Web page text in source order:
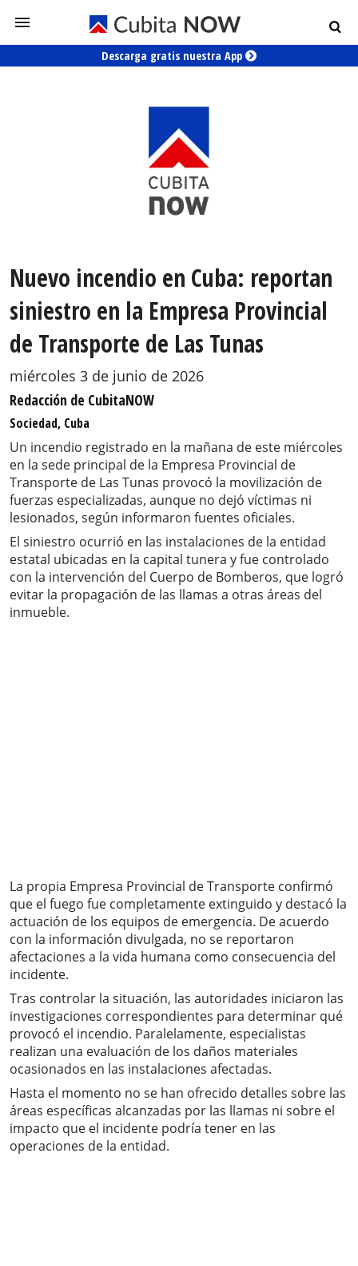
Descarga gratis nuestra App
Nuevo incendio en Cuba: reportan
siniestro en la Empresa Provincial
de Transporte de Las Tunas
miércoles 3 de junio de 2026
Redacción de CubitaNOW
Sociedad, Cuba
Un incendio registrado en la mañana de este miércoles
en la sede principal de la Empresa Provincial de
Transporte de Las Tunas provocó la movilización de
fuerzas especializadas, aunque no dejó víctimas ni
lesionados, según informaron fuentes oficiales.
El siniestro ocurrió en las instalaciones de la entidad
estatal ubicadas en la capital tunera y fue controlado
con la intervención del Cuerpo de Bomberos, que logró
evitar la propagación de las llamas a otras áreas del
inmueble.
La propia Empresa Provincial de Transporte confirmó
que el fuego fue completamente extinguido y destacó la
actuación de los equipos de emergencia. De acuerdo
con la información divulgada, no se reportaron
afectaciones a la vida humana como consecuencia del
incidente.
Tras controlar la situación, las autoridades iniciaron las
investigaciones correspondientes para determinar qué
provocó el incendio. Paralelamente, especialistas
realizan una evaluación de los daños materiales
ocasionados en las instalaciones afectadas.
Hasta el momento no se han ofrecido detalles sobre las
áreas específicas alcanzadas por las llamas ni sobre el
impacto que el incidente podría tener en las
operaciones de la entidad.